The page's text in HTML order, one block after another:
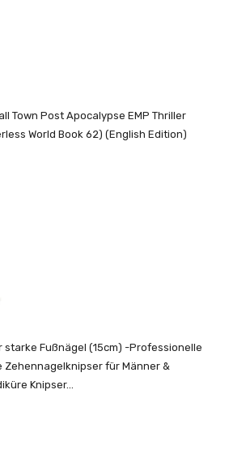
Town Post Apocalypse EMP Thriller
World Book 62) (English Edition)
starke Fußnägel (15cm) -Professionelle
Zehennagelknipser für Männer &
Knipser...